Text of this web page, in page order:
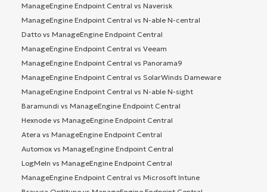
ManageEngine Endpoint Central vs Naverisk
ManageEngine Endpoint Central vs N-able N-central
Datto vs ManageEngine Endpoint Central
ManageEngine Endpoint Central vs Veeam
ManageEngine Endpoint Central vs Panorama9
ManageEngine Endpoint Central vs SolarWinds Dameware
ManageEngine Endpoint Central vs N-able N-sight
Baramundi vs ManageEngine Endpoint Central
Hexnode vs ManageEngine Endpoint Central
Atera vs ManageEngine Endpoint Central
Automox vs ManageEngine Endpoint Central
LogMeIn vs ManageEngine Endpoint Central
ManageEngine Endpoint Central vs Microsoft Intune